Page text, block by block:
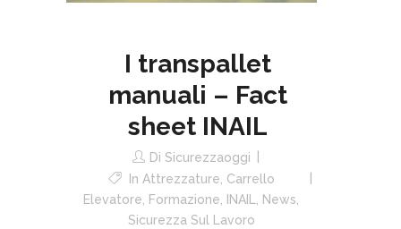
I transpallet
manuali – Fact
sheet INAIL
Di Sicurezzaoggi
In Attrezzature Carrello
Elevatore
Formazione INAIL News
Sicurezza Sul Lavoro